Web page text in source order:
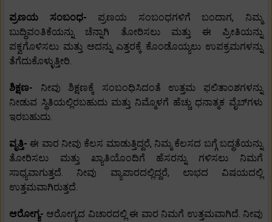
ಪ್ರಣಯ ಸಂಬಂಧ- ಪ್ರಣಯ ಸಂಬಂಧಗಳಿಗೆ ಬಂದಾಗ, ನಿಮ್ಮ
ಬುದ್ಧಿವಂತಿಕೆಯನ್ನು ಚೆನ್ನಾಗಿ ತೋರಿಸಲು ಮತ್ತು ಈ ಪ್ರೀತಿಯನ್ನು
ಪಕ್ವಗೊಳಿಸಲು ಮತ್ತು ಅದನ್ನು ಎತ್ತರಕ್ಕೆ ಕೊಂಡೊಯ್ಯಲು ಉಪಕ್ರಮಗಳನ್ನು
ತೆಗೆದುಕೊಳ್ಳುತ್ತೀರಿ.
ಶಿಕ್ಷಣ- ನೀವು ಶಿಕ್ಷಣಕ್ಕೆ ಸಂಬಂಧಿಸಿದಂತೆ ಉತ್ತಮ ಫಲಿತಾಂಶಗಳನ್ನು
ನೀಡುವ ಸ್ಥಿತಿಯಲ್ಲಿರಬಹುದು ಮತ್ತು ನಿಮ್ಮೊಳಗೆ ಹೆಚ್ಚು ಧನಾತ್ಮಕ ವೈಬ್‌ಗಳು
ಇರಬಹುದು.
ವೃತ್ತಿ-ಈ ವಾರ ನೀವು ಕೆಲಸ ಮಾಡುತ್ತಿದ್ದರೆ, ನಿಮ್ಮ ಕೆಲಸದ ಬಗ್ಗೆ ಬದ್ಧತೆಯನ್ನು
ತೋರಿಸಲು ಮತ್ತು ಖ್ಯಾತಿಯೊಂದಿಗೆ ಹೆಸರನ್ನು ಗಳಿಸಲು ನಿಮಗೆ
ಸಾಧ್ಯವಾಗುತ್ತದೆ. ನೀವು ವ್ಯಾಪಾರದಲ್ಲಿದ್ದರೆ, ಲಾಭದ ವಿಷಯದಲ್ಲಿ
ಉತ್ತಮವಾಗಿರುತ್ತದೆ.
ಆರೋಗ್ಯ- ಆರೋಗ್ಯದ ವಿಚಾರದಲ್ಲಿ ಈ ವಾರ ನಿಮಗೆ ಉತ್ತಮವಾಗಿದೆ. ನೀವು